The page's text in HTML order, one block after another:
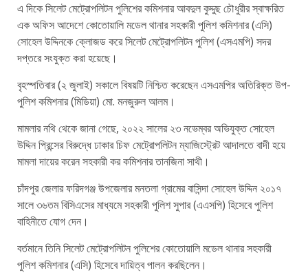
এ দিকে সিলেট মেট্রোপলিটন পুলিশের কমিশনার আবদুল কুদ্দুছ চৌধুরীর স্বাক্ষরিত
এক অফিস আদেশে কোতোয়ালি মডেল থানার সহকারী পুলিশ কমিশনার (এসি)
সোহেল উদ্দিনকে ক্লোজড করে সিলেট মেট্রোপলিটন পুলিশ (এসএমপি) সদর
দপ্তরে সংযুক্ত করা হয়েছে।
বৃহস্পতিবার (২ জুলাই) সকালে বিষয়টি নিশ্চিত করেছেন এসএমপির অতিরিক্ত উপ-
পুলিশ কমিশনার (মিডিয়া) মো. মনজুরুল আলম।
মামলার নথি থেকে জানা গেছে, ২০২২ সালের ২৩ নভেম্বর অভিযুক্ত সোহেল
উদ্দিন প্রিন্সের বিরুদ্ধে ঢাকার চিফ মেট্রোপলিটন ম্যাজিস্ট্রেট আদালতে বাদী হয়ে
মামলা দায়ের করেন সহকারী কর কমিশনার তানজিনা সাথী।
চাঁদপুর জেলার ফরিদগঞ্জ উপজেলার মনতলা গ্রামের বাসিন্দা সোহেল উদ্দিন ২০১৭
সালে ৩৬তম বিসিএসের মাধ্যমে সহকারী পুলিশ সুপার (এএসপি) হিসেবে পুলিশ
বাহিনীতে যোগ দেন।
বর্তমানে তিনি সিলেট মেট্রোপলিটন পুলিশের কোতোয়ালি মডেল থানার সহকারী
পুলিশ কমিশনার (এসি) হিসেবে দায়িত্ব পালন করছিলেন।